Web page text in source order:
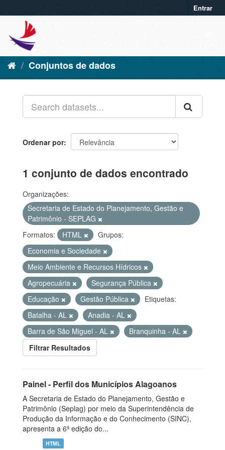
Entrar
Conjuntos de dados
Ordenar por
1 conjunto de dados encontrado
Organizações:
Secretaria de Estado do Planejamento, Gestão e
Patrimônio - SEPLAG
Formatos:
HTML
Grupos:
Economia e Sociedade
Meio Ambiente e Recursos Hídricos
Agropecuária
Segurança Pública
Educação
Gestão Pública
Etiquetas:
Batalha - AL
Anadia - AL
Barra de São Miguel - AL
Branquinha - AL
Filtrar Resultados
Painel - Perfil dos Municípios Alagoanos
A Secretaria de Estado do Planejamento, Gestão e
Patrimônio (Seplag) por meio da Superintendência de
Produção da Informação e do Conhecimento (SINC),
apresenta a 6ª edição do...
HTML